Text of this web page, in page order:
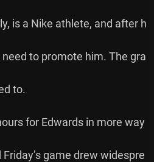
is a Nike athlete, and after h
to promote him. The gra
for Edwards in more way
game drew widespre